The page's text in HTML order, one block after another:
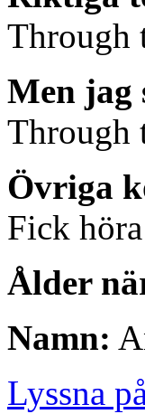
Through
Men jag
Through
Övriga
Fick
Ålder
Namn:
Lyssna